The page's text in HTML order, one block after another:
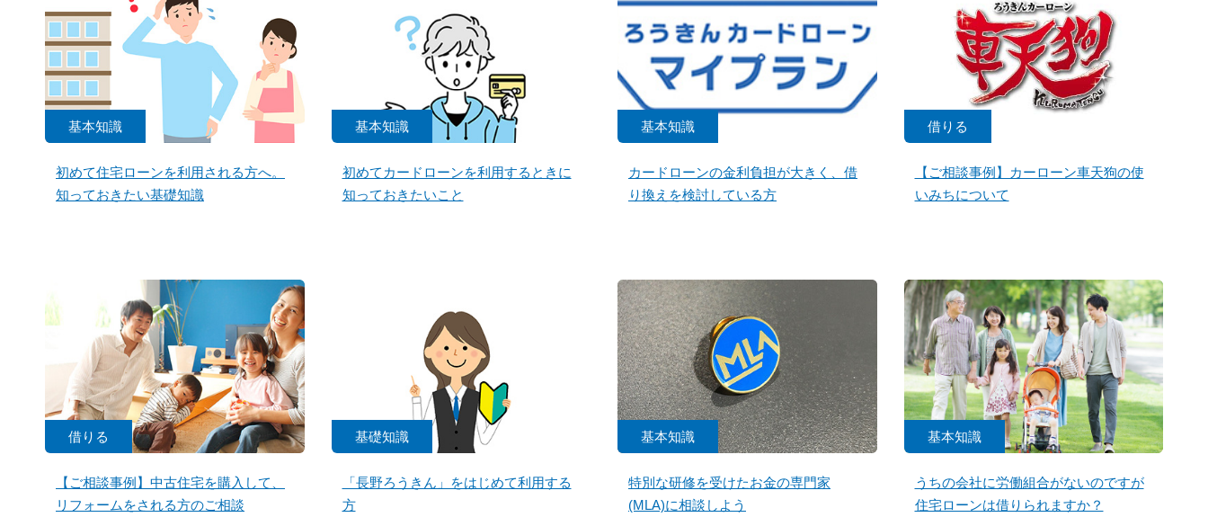
基本知識
初めて住宅ローンを利用される方へ。
知っておきたい基礎知識
基本知識
初めてカードローンを利用するときに
知っておきたいこと
基本知識
カードローンの金利負担が大きく、借
り換えを検討している方
借りる
【ご相談事例】カーローン車天狗の使
いみちについて
借りる
【ご相談事例】中古住宅を購入して、
リフォームをされる方のご相談
基礎知識
「長野ろうきん」をはじめて利用する
方
基本知識
特別な研修を受けたお金の専門家
(MLA)に相談しよう
基本知識
うちの会社に労働組合がないのですが
住宅ローンは借りられますか？